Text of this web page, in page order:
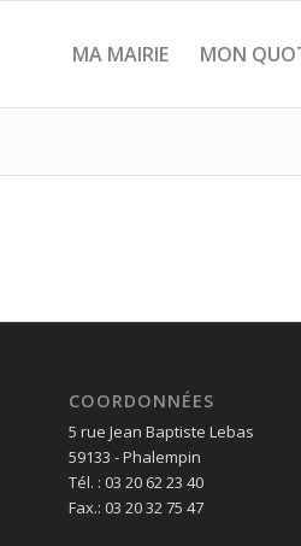
MA MAIRIE MON
COORDONNÉES
5 rue Jean Baptiste Lebas
59133 - Phalempin
Tél. : 03 20 62 23 40
Fax.: 03 20 32 75 47